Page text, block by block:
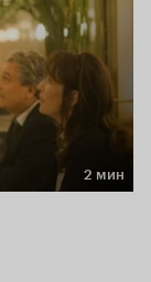
2 мин